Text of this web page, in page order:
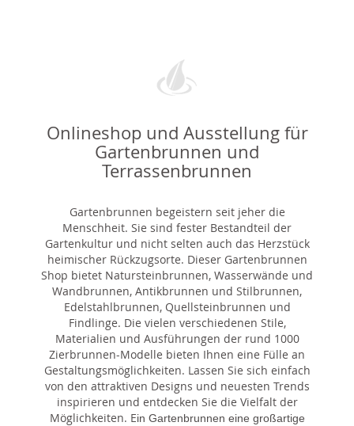
Onlineshop und Ausstellung für
Gartenbrunnen und
Terrassenbrunnen
Gartenbrunnen begeistern seit jeher die
Menschheit. Sie sind fester Bestandteil der
Gartenkultur und nicht selten auch das Herzstück
heimischer Rückzugsorte. Dieser Gartenbrunnen
Shop bietet Natursteinbrunnen, Wasserwände und
Wandbrunnen, Antikbrunnen und Stilbrunnen,
Edelstahlbrunnen, Quellsteinbrunnen und
Findlinge. Die vielen verschiedenen Stile,
Materialien und Ausführungen der rund 1000
Zierbrunnen-Modelle bieten Ihnen eine Fülle an
Gestaltungsmöglichkeiten. Lassen Sie sich einfach
von den attraktiven Designs und neuesten Trends
inspirieren und entdecken Sie die Vielfalt der
Möglichkeiten. Ein Gartenbrunnen eine großartige